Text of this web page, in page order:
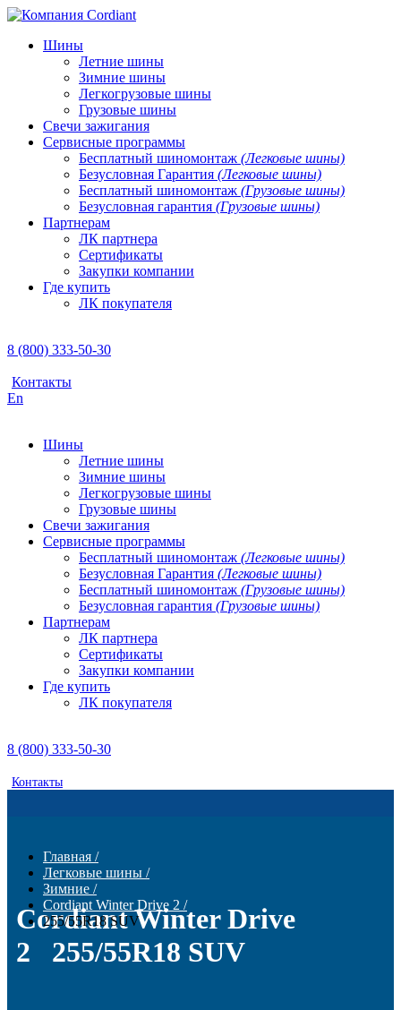
Шины
Летние шины
Зимние шины
Легкогрузовые шины
Грузовые шины
Свечи зажигания
Сервисные программы
Бесплатный шиномонтаж (Легковые шины)
Безусловная Гарантия (Легковые шины)
Бесплатный шиномонтаж (Грузовые шины)
Безусловная гарантия (Грузовые шины)
Партнерам
ЛК партнера
Сертификаты
Закупки компании
Где купить
ЛК покупателя
8 (800) 333-50-30
Контакты
En
Шины
Летние шины
Зимние шины
Легкогрузовые шины
Грузовые шины
Свечи зажигания
Сервисные программы
Бесплатный шиномонтаж (Легковые шины)
Безусловная Гарантия (Легковые шины)
Бесплатный шиномонтаж (Грузовые шины)
Безусловная гарантия (Грузовые шины)
Партнерам
ЛК партнера
Сертификаты
Закупки компании
Где купить
ЛК покупателя
8 (800) 333-50-30
Контакты
Главная /
Легковые шины /
Зимние /
Cordiant Winter Drive 2 /
255/55R18 SUV
Cordiant Winter Drive
2 255/55R18 SUV